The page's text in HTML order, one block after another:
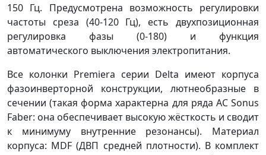
150 Гц. Предусмотрена возможность регулировки
частоты среза (40-120 Гц), есть двухпозиционная
регулировка фазы (0-180) и функция
автоматического выключения электропитания.
Все колонки Premiera серии Delta имеют корпуса
фазоинверторной конструкции, лютнеобразные в
сечении (такая форма характерна для ряда АС Sonus
Faber: она обеспечивает высокую жёсткость и сводит
к минимуму внутренние резонансы). Материал
корпуса: MDF (ДВП средней плотности). В комплект